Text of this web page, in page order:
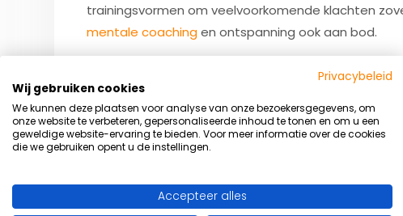
trainingsvormen om veelvoorkomende klachten
mentale coachingen ontspanning ook aan bod.
Interesse om met een bewegingsdeskundige
Meld je hieronder aan voor meer informatie.
Privacybeleid
Wij gebruiken cookies
We kunnen deze plaatsen voor analyse van onze bezoekersgegevens, om
onze website te verbeteren, gepersonaliseerde inhoud te tonen en om u een
geweldige website-ervaring te bieden. Voor meer informatie over de cookies
die we gebruiken opent u de instellingen.
Accepteer alles